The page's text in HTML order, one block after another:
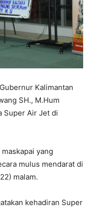
Kalimantan
SH., M.Hum
Super Air Jet di
yang
mulus mendarat di
malam.
kehadiran Super